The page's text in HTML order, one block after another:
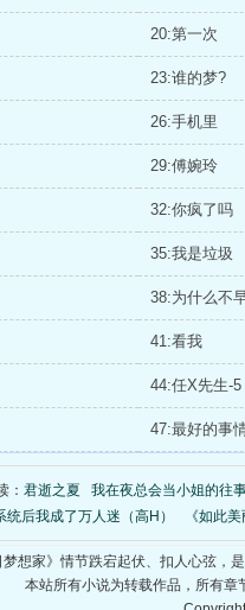
20:第一次
23:谁的梦?
26:手机里
29:傅婉玲
32:你疯了吗
35:我是垃圾
38:为什么不
41:看我
44:任X先生-5
47:最好的事
： 君逝之夏 我在夜总会当小姐的往
统后我成了万人迷（高H）
《如此
梦想家》情节跌宕起伏、扣人心弦，
本站所有小说为转载作品，所有章